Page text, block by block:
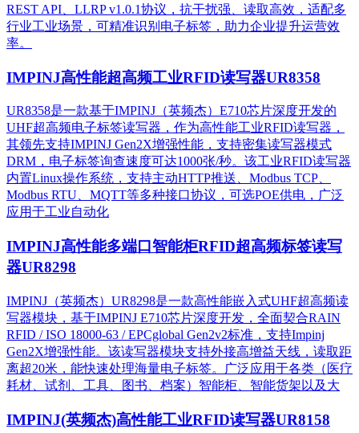
REST API、LLRP v1.0.1协议，抗干扰强、读取高效，适配多
行业工业场景，可精准识别电子标签，助力企业提升运营效
率。
IMPINJ高性能超高频工业RFID读写器UR8358
UR8358是一款基于IMPINJ（英频杰）E710芯片深度开发的
UHF超高频电子标签读写器，作为高性能工业RFID读写器，
其领先支持IMPINJ Gen2X增强性能，支持密集读写器模式
DRM，电子标签询查速度可达1000张/秒。该工业RFID读写器
内置Linux操作系统，支持主动HTTP推送、Modbus TCP、
Modbus RTU、MQTT等多种接口协议，可选POE供电，广泛
应用于工业自动化
IMPINJ高性能多端口智能柜RFID超高频标签读写
器UR8298
IMPINJ（英频杰）UR8298是一款高性能嵌入式UHF超高频读
写器模块，基于IMPINJ E710芯片深度开发，全面契合RAIN
RFID / ISO 18000-63 / EPCglobal Gen2v2标准，支持Impinj
Gen2X增强性能。该读写器模块支持外接高增益天线，读取距
离超20米，能快速处理海量电子标签。广泛应用于各类（医疗
耗材、试剂、工具、图书、档案）智能柜、智能货架以及大
IMPINJ(英频杰)高性能工业RFID读写器UR8158